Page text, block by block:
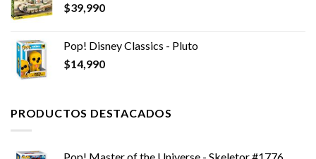
$39,990
Pop! Disney Classics - Pluto
$14,990
PRODUCTOS DESTACADOS